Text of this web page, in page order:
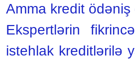
Amma kredit ödəniş
Ekspertlərin
istehlak kreditlərilə